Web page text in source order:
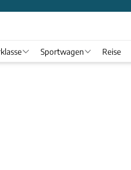
Sportwagen Reise